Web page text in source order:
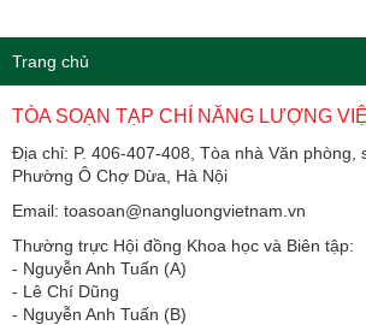
Trang chủ
TÒA SOẠN TẠP CHÍ NĂNG LƯỢNG
Địa chỉ: P. 406-407-408, Tòa nhà Văn phòng,
Phường Ô Chợ Dừa, Hà Nội
Email: toasoan@nangluongvietnam.vn
Thường trực Hội đồng Khoa học và Biên tập:
​​​​​​- Nguyễn Anh Tuấn (A)
- Lê Chí Dũng
- Nguyễn Anh Tuấn (B)